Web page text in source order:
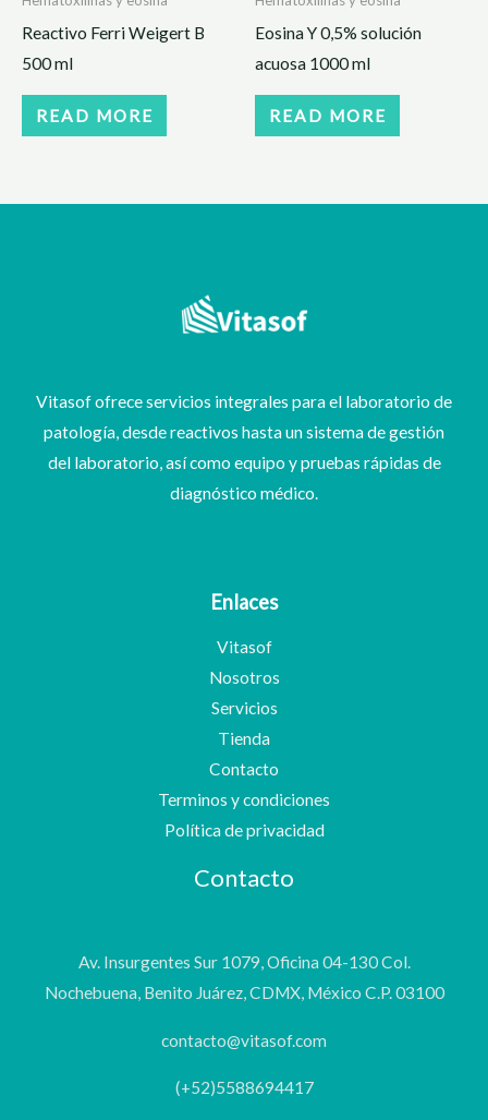
Reactivo Ferri Weigert B
500 ml
READ MORE
Eosina Y 0,5% solución
acuosa 1000 ml
READ MORE
Vitasof ofrece servicios integrales para el laboratorio de
patología, desde reactivos hasta un sistema de gestión
del laboratorio, así como equipo y pruebas rápidas de
diagnóstico médico.
Enlaces
Vitasof
Nosotros
Servicios
Tienda
Contacto
Terminos y condiciones
Política de privacidad
Contacto
Av. Insurgentes Sur 1079, Oficina 04-130 Col.
Nochebuena, Benito Juárez, CDMX, México C.P. 03100
contacto@vitasof.com
(+52)5588694417